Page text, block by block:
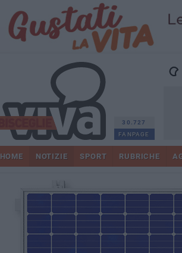
30.727
FANPAGE
HOME NOTIZIE SPORT RUBRICHE